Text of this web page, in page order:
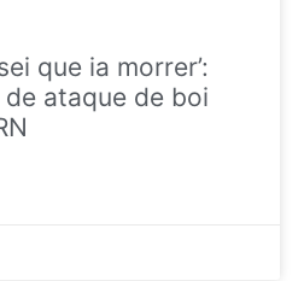
que ia morrer’:
ataque de boi